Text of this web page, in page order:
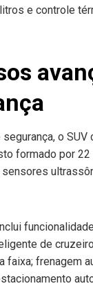
e controle
o SUV
formado por
de
faixa; frenagem